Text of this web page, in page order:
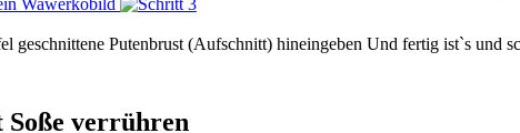
geschnittene Putenbrust (Aufschnitt) hineingeben Und fertig ist`s und
verrühren